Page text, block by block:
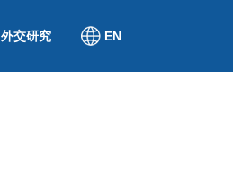
外交研究 EN